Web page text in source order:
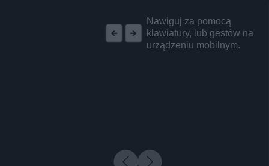
Nawiguj za pomocą
klawiatury, lub gestów na
urządzeniu mobilnym.